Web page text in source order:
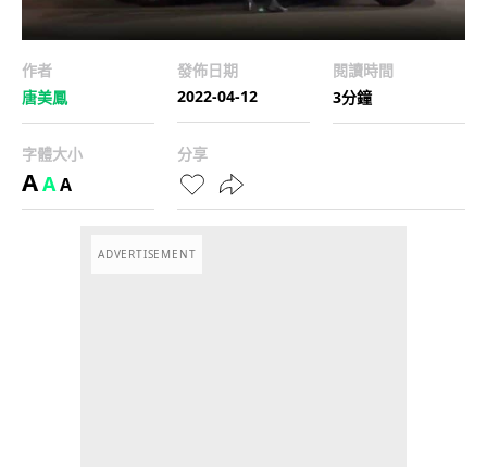
作者
唐美鳳
發佈日期
2022-04-12
閱讀時間
3分鐘
字體大小
AAA
分享
ADVERTISEMENT